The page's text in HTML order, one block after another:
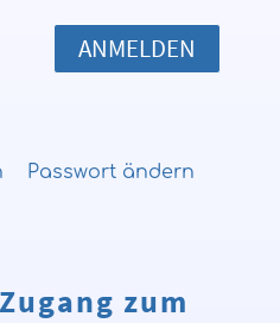
Passwort ändern
zum